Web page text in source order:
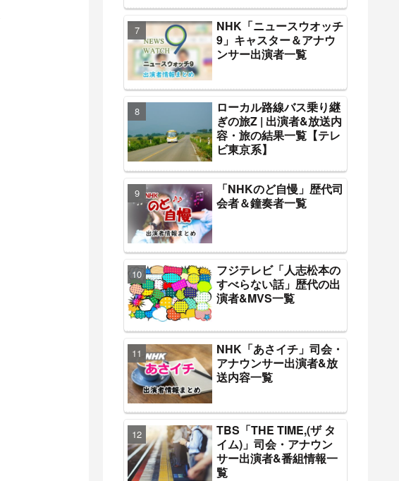
NHK「ニュースウオッチ
9」キャスター＆アナウ
ンサー出演者一覧
ローカル路線バス乗り継
ぎの旅Z | 出演者&放送内
容・旅の結果一覧【テレ
ビ東京系】
「NHKのど自慢」歴代司
会者＆鐘奏者一覧
フジテレビ「人志松本の
すべらない話」歴代の出
演者&MVS一覧
NHK「あさイチ」司会・
アナウンサー出演者&放
送内容一覧
TBS「THE TIME,(ザ タ
イム)」司会・アナウン
サー出演者&番組情報一
覧